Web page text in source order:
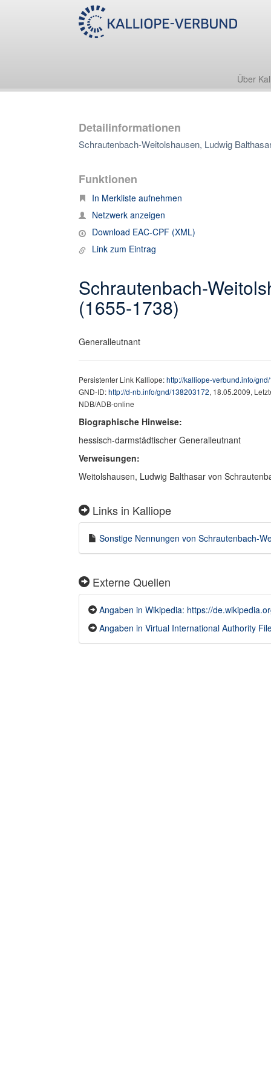
Über
Detailinformationen
Schrautenbach-Weitolshausen, Ludwig
Funktionen
In Merkliste aufnehmen
Netzwerk anzeigen
Download EAC-CPF (XML)
Link zum Eintrag
Schrautenbach-
(1655-1738)
Generalleutnant
Persistenter Link Kalliope:http://kalliope-verbund.info/
GND-ID:http://d-nb.info/gnd/138203172, 18.05.2009,
NDB/ADB-online
Biographische Hinweise:
hessisch-darmstädtischer Generalleutnant
Verweisungen:
Weitolshausen, Ludwig Balthasar von
Links in Kalliope
Sonstige Nennungen von Schrautenbach-
Externe Quellen
Angaben in Wikipedia: https://
Angaben in Virtual International Authority